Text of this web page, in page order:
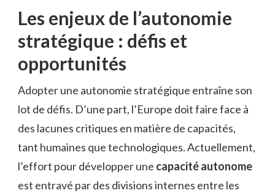
Les enjeux de l’autonomie
stratégique : défis et
opportunités
Adopter une autonomie stratégique entraîne son
lot de défis. D’une part, l’Europe doit faire face à
des lacunes critiques en matière de capacités,
tant humaines que technologiques. Actuellement,
l’effort pour développer une capacité autonome
est entravé par des divisions internes entre les